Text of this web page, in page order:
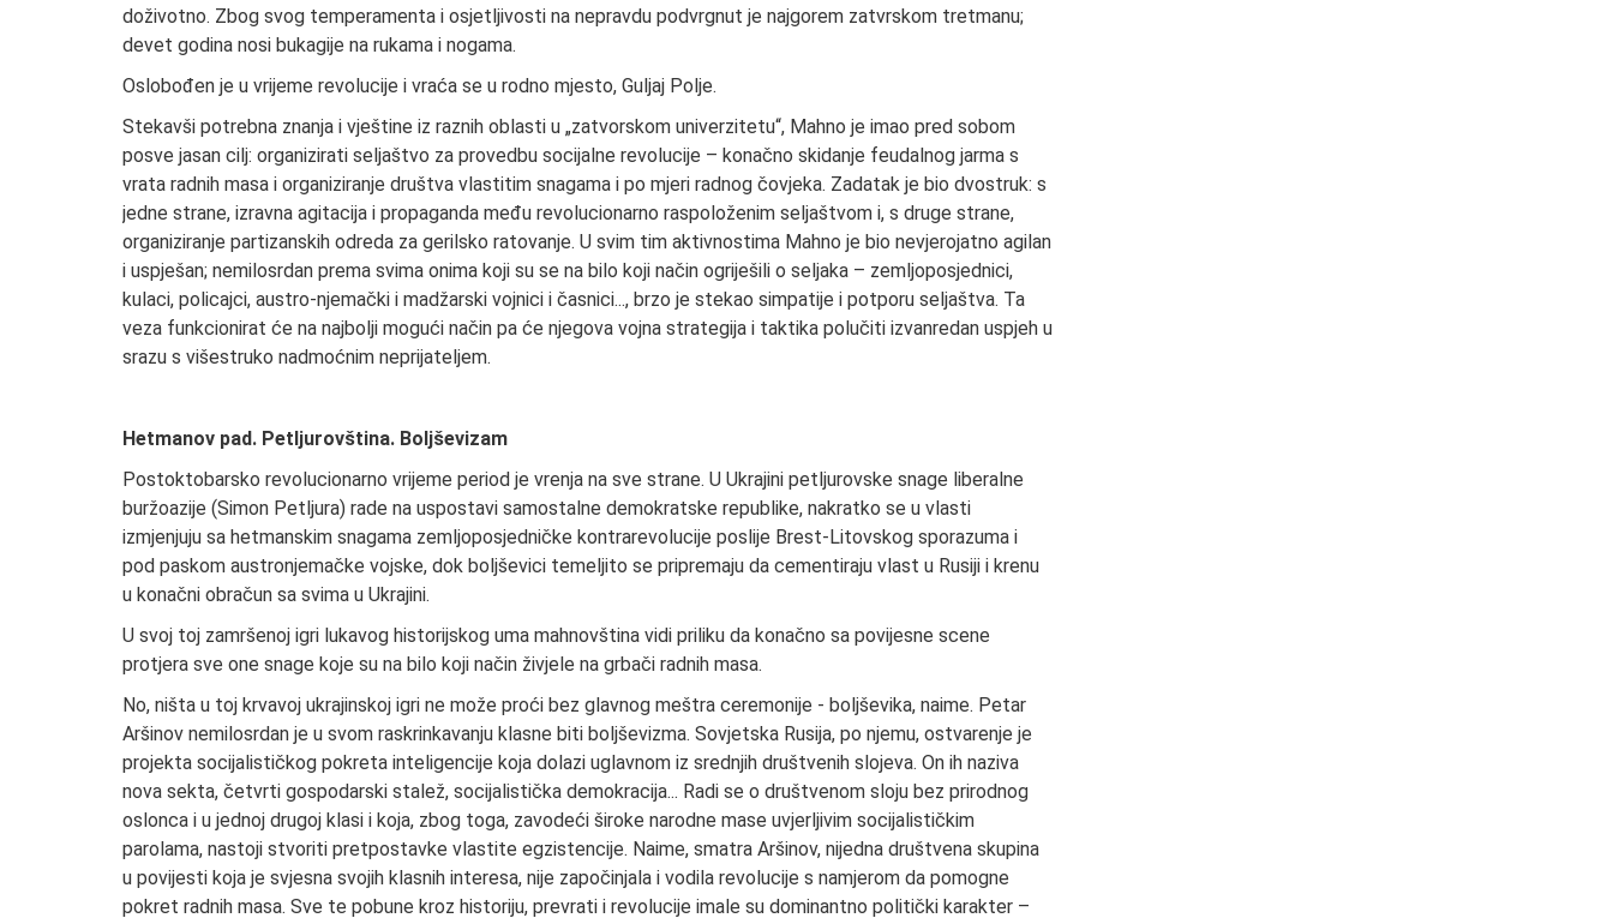
doživotno. Zbog svog temperamenta i osjetljivosti na nepravdu podvrgnut je najgorem zatvrskom tretmanu;
devet godina nosi bukagije na rukama i nogama.
Oslobođen je u vrijeme revolucije i vraća se u rodno mjesto, Guljaj Polje.
Stekavši potrebna znanja i vještine iz raznih oblasti u „zatvorskom univerzitetu“, Mahno je imao pred sobom
posve jasan cilj: organizirati seljaštvo za provedbu socijalne revolucije – konačno skidanje feudalnog jarma s
vrata radnih masa i organiziranje društva vlastitim snagama i po mjeri radnog čovjeka. Zadatak je bio dvostruk: s
jedne strane, izravna agitacija i propaganda među revolucionarno raspoloženim seljaštvom i, s druge strane,
organiziranje partizanskih odreda za gerilsko ratovanje. U svim tim aktivnostima Mahno je bio nevjerojatno agilan
i uspješan; nemilosrdan prema svima onima koji su se na bilo koji način ogriješili o seljaka – zemljoposjednici,
kulaci, policajci, austro-njemački i madžarski vojnici i časnici..., brzo je stekao simpatije i potporu seljaštva. Ta
veza funkcionirat će na najbolji mogući način pa će njegova vojna strategija i taktika polučiti izvanredan uspjeh u
srazu s višestruko nadmoćnim neprijateljem.
Hetmanov pad. Petljurovština. Boljševizam
Postoktobarsko revolucionarno vrijeme period je vrenja na sve strane. U Ukrajini petljurovske snage liberalne
buržoazije (Simon Petljura) rade na uspostavi samostalne demokratske republike, nakratko se u vlasti
izmjenjuju sa hetmanskim snagama zemljoposjedničke kontrarevolucije poslije Brest-Litovskog sporazuma i
pod paskom austronjemačke vojske, dok boljševici temeljito se pripremaju da cementiraju vlast u Rusiji i krenu
u konačni obračun sa svima u Ukrajini.
U svoj toj zamršenoj igri lukavog historijskog uma mahnovština vidi priliku da konačno sa povijesne scene
protjera sve one snage koje su na bilo koji način živjele na grbači radnih masa.
No, ništa u toj krvavoj ukrajinskoj igri ne može proći bez glavnog meštra ceremonije - boljševika, naime. Petar
Aršinov nemilosrdan je u svom raskrinkavanju klasne biti boljševizma. Sovjetska Rusija, po njemu, ostvarenje je
projekta socijalističkog pokreta inteligencije koja dolazi uglavnom iz srednjih društvenih slojeva. On ih naziva
nova sekta, četvrti gospodarski stalež, socijalistička demokracija... Radi se o društvenom sloju bez prirodnog
oslonca i u jednoj drugoj klasi i koja, zbog toga, zavodeći široke narodne mase uvjerljivim socijalističkim
parolama, nastoji stvoriti pretpostavke vlastite egzistencije. Naime, smatra Aršinov, nijedna društvena skupina
u povijesti koja je svjesna svojih klasnih interesa, nije započinjala i vodila revolucije s namjerom da pomogne
pokret radnih masa. Sve te pobune kroz historiju, prevrati i revolucije imale su dominantno politički karakter –